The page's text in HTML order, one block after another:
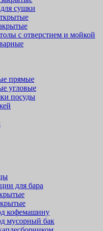
сушки
с отверстием и мойкой
прямые
угловые
посуды
для бара
кофемашину
мусорный бак